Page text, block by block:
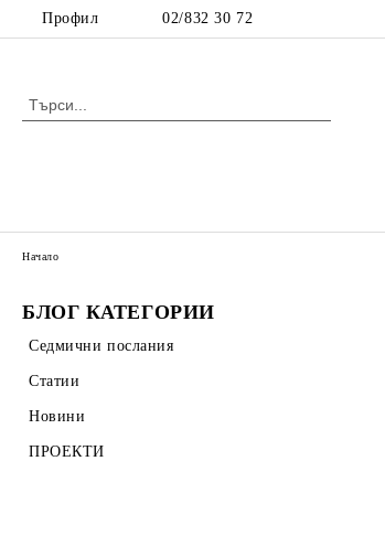
Профил 02/832 30 72
БЛОГ КАТЕГОРИИ
Седмични послания
Статии
Новини
ПРОЕКТИ
Начало